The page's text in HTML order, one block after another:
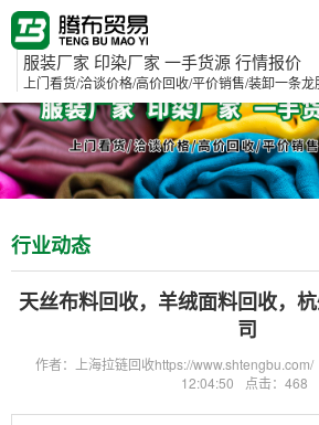
服装厂家 印染厂家 一手货源 行情报价
上门看货/洽谈价格/高价回收/平价销售/装卸一条龙
行业动态
天丝布料回收，羊绒面料回收，
司
作者：上海拉链回收https://www.shtengbu.com/
12:04:50
点击：468